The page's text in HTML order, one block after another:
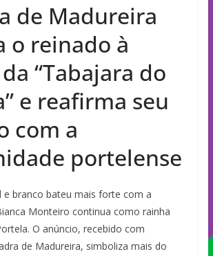
de Madureira
o reinado à
“Tabajara do
e reafirma seu
com a
portelense
e branco bateu mais forte com a
Monteiro continua como rainha
O anúncio, recebido com
de Madureira, simboliza mais do